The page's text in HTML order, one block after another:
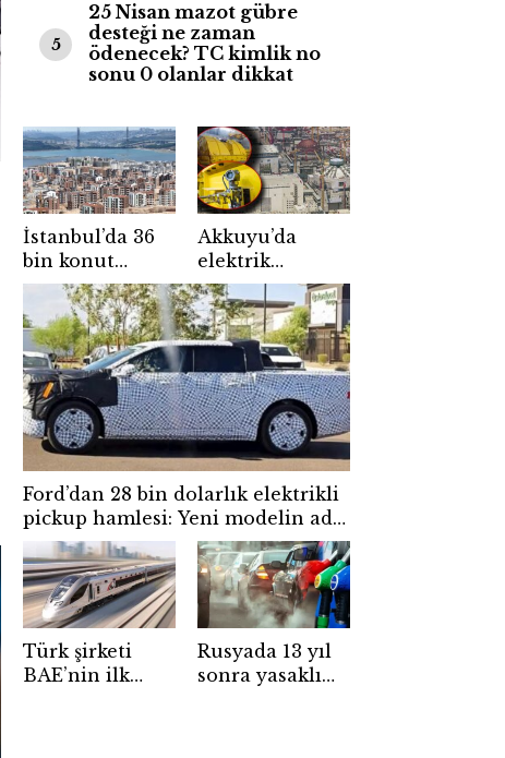
5
25 Nisan mazot gübre
desteği ne zaman
ödenecek? TC kimlik no
sonu 0 olanlar dikkat
İstanbul’da 36
bin konut
yükseliyor! İlk
teslim tarihi
netleşti
Akkuyu’da
elektrik
üretimine bir
adım daha! İlk
ünitede yeni
aşama
tamamlandı
Ford’dan 28 bin dolarlık elektrikli
pickup hamlesi: Yeni modelin adı
belli oldu
Türk şirketi
BAE’nin ilk
Rusyada 13 yıl
sonra yasaklı